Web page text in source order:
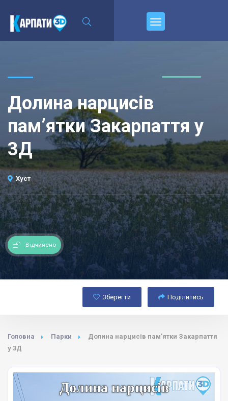
Долина нарцисів
пам’ятки Закарпаття у
3Д
Хуст
Відчинено
Зберегти Поділитись
Головна Парки
Долина нарцисів пам’ятки Закарпаття
у 3Д